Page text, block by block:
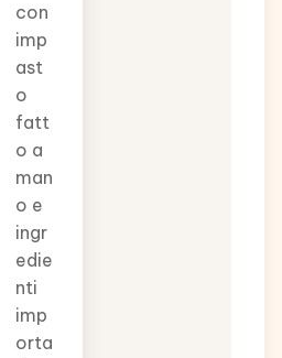
con
imp
ast
o
fatt
o a
man
o e
ingr
edie
nti
imp
orta